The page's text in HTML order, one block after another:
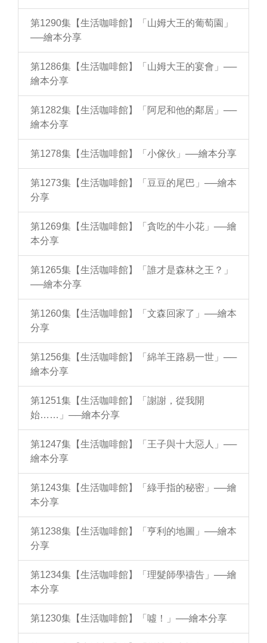
第1290集【生活咖啡館】「山姆大王的葡萄園」
──繪本分享
第1286集【生活咖啡館】「山姆大王的宴會」──
繪本分享
第1282集【生活咖啡館】「阿尼和他的鄰居」──
繪本分享
第1278集【生活咖啡館】「小傢伙」──繪本分享
第1273集【生活咖啡館】「豆豆的尾巴」──繪本
分享
第1269集【生活咖啡館】「貪吃的牛小花」──繪
本分享
第1265集【生活咖啡館】「誰才是森林之王？」
──繪本分享
第1260集【生活咖啡館】「文森回家了」──繪本
分享
第1256集【生活咖啡館】「綿羊王路易一世」──
繪本分享
第1251集【生活咖啡館】「謝謝，從我開
始……」──繪本分享
第1247集【生活咖啡館】「王子與十大惡人」──
繪本分享
第1243集【生活咖啡館】「綠手指的秘密」──繪
本分享
第1238集【生活咖啡館】「亨利的地圖」──繪本
分享
第1234集【生活咖啡館】「理髮師學禱告」──繪
本分享
第1230集【生活咖啡館】「噓！」──繪本分享